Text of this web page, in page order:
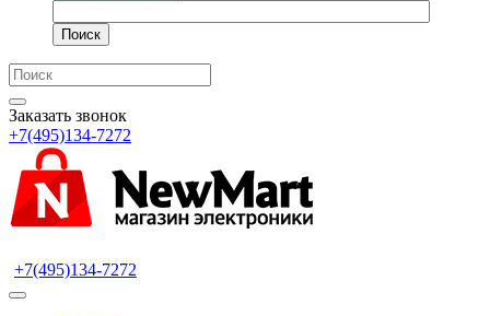
Поиск
Заказать звонок
+7(495)134-7272
+7(495)134-7272